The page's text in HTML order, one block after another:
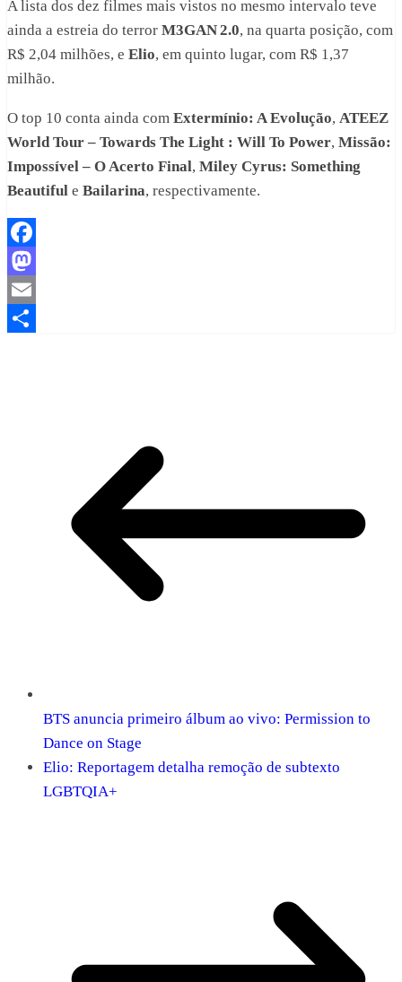
A lista dos dez filmes mais vistos no mesmo intervalo teve
ainda a estreia do terror M3GAN 2.0, na quarta posição, com
R$ 2,04 milhões, e Elio, em quinto lugar, com R$ 1,37
milhão.
O top 10 conta ainda com Extermínio: A Evolução, ATEEZ
World Tour – Towards The Light : Will To Power, Missão:
Impossível – O Acerto Final, Miley Cyrus: Something
Beautiful e Bailarina, respectivamente.
Facebook
Mastodon
Email
BTS anuncia primeiro álbum ao vivo: Permission to
Dance on Stage
Elio: Reportagem detalha remoção de subtexto
LGBTQIA+